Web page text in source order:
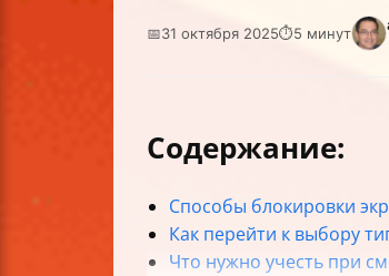
📅31 октября 2025⏱5 минут
Содержание:
Способы блокировки
Как перейти к выбору
Что нужно учесть при